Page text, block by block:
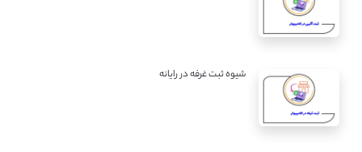
شیوه ثبت غرفه در رایانه